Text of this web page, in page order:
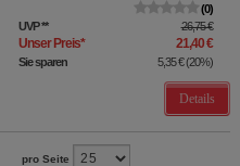
0
UVP** 26,75 €
Unser Preis* 21,40 €
Sie sparen 5,35 €(20%)
Details
pro Seite